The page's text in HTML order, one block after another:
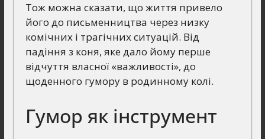
Тож можна сказати, що життя привело
його до письменництва через низку
комічних і трагічних ситуацій. Від
падіння з коня, яке дало йому перше
відчуття власної «важливості», до
щоденного гумору в родинному колі.
Гумор як інструмент